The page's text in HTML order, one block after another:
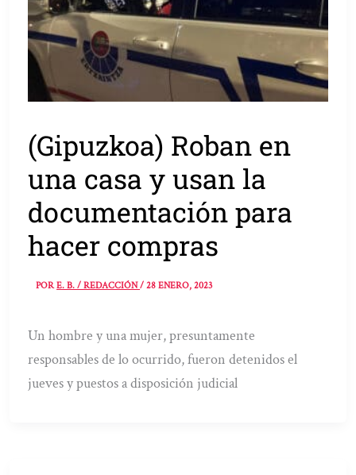
(Gipuzkoa) Roban en
una casa y usan la
documentación para
hacer compras
PORE. B. / REDACCIÓN/28 ENERO, 2023
Un hombre y una mujer, presuntamente
responsables de lo ocurrido, fueron detenidos el
jueves y puestos a disposición judicial